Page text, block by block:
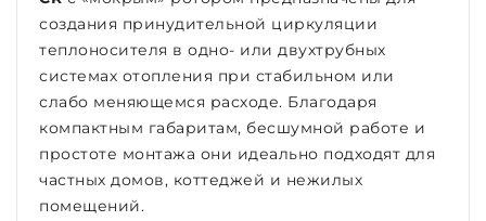
создания принудительной циркуляции
теплоносителя в одно- или двухтрубных
системах отопления при стабильном или
слабо меняющемся расходе. Благодаря
компактным габаритам, бесшумной работе и
простоте монтажа они идеально подходят для
частных домов, коттеджей и нежилых
помещений.